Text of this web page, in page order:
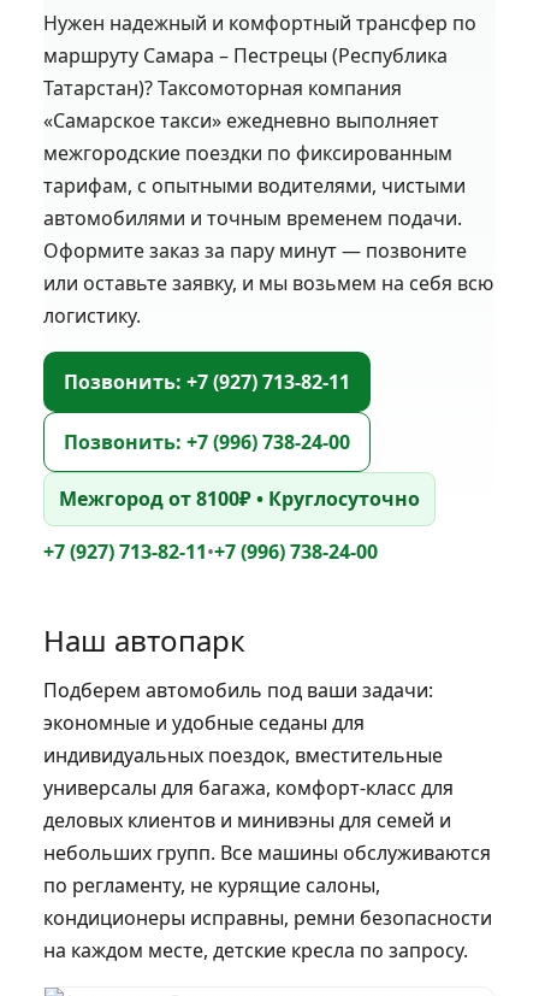
Нужен надежный и комфортный трансфер по
маршруту Самара – Пестрецы (Республика
Татарстан)? Таксомоторная компания
«Самарское такси» ежедневно выполняет
межгородские поездки по фиксированным
тарифам, с опытными водителями, чистыми
автомобилями и точным временем подачи.
Оформите заказ за пару минут — позвоните
или оставьте заявку, и мы возьмем на себя всю
логистику.
Позвонить: +7 (927) 713-82-11
Позвонить: +7 (996) 738-24-00
Межгород от 8100₽ • Круглосуточно
+7 (927) 713-82-11•+7 (996) 738-24-00
Наш автопарк
Подберем автомобиль под ваши задачи:
экономные и удобные седаны для
индивидуальных поездок, вместительные
универсалы для багажа, комфорт‑класс для
деловых клиентов и минивэны для семей и
небольших групп. Все машины обслуживаются
по регламенту, не курящие салоны,
кондиционеры исправны, ремни безопасности
на каждом месте, детские кресла по запросу.